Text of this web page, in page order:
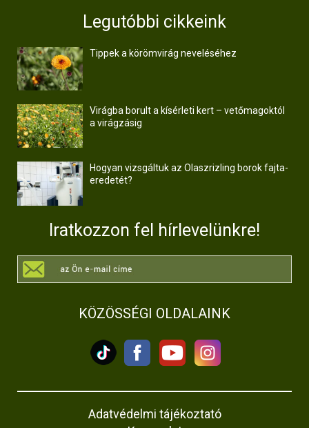
Legutóbbi cikkeink
Tippek a körömvirág neveléséhez
Virágba borult a kísérleti kert – vetőmagoktól
a virágzásig
Hogyan vizsgáltuk az Olaszrizling borok fajta-
eredetét?
Iratkozzon fel hírlevelünkre!
KÖZÖSSÉGI OLDALAINK
Adatvédelmi tájékoztató